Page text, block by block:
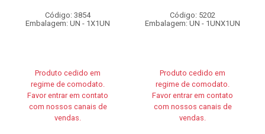
Código: 3854
Embalagem: UN - 1X1UN
Produto cedido em
regime de comodato.
Favor entrar em contato
com nossos canais de
vendas.
Código: 5202
Embalagem: UN - 1UNX1UN
Produto cedido em
regime de comodato.
Favor entrar em contato
com nossos canais de
vendas.